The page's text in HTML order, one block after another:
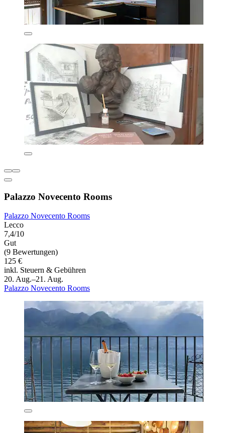
Palazzo Novecento Rooms
Palazzo Novecento Rooms
Lecco
7,4/10
Gut
(9 Bewertungen)
125 €
inkl. Steuern & Gebühren
20. Aug.–21. Aug.
Palazzo Novecento Rooms